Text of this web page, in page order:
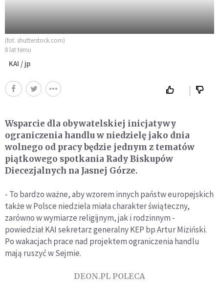
(fot. shutterstock.com)
8 lat temu
KAI / jp
Wsparcie dla obywatelskiej inicjatywy
ograniczenia handlu w niedzielę jako dnia
wolnego od pracy będzie jednym z tematów
piątkowego spotkania Rady Biskupów
Diecezjalnych na Jasnej Górze.
- To bardzo ważne, aby wzorem innych państw europejskich
także w Polsce niedziela miała charakter świąteczny,
zarówno w wymiarze religijnym, jak i rodzinnym -
powiedział KAI sekretarz generalny KEP bp Artur Miziński.
Po wakacjach prace nad projektem ograniczenia handlu
mają ruszyć w Sejmie.
DEON.PL POLECA